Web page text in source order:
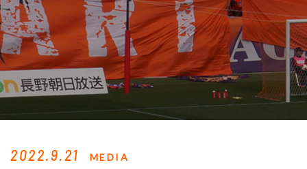
2022.9.21 MEDIA